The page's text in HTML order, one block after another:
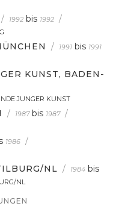
/ 1992 bis 1992 /
/ 1991 bis 1991
KUNST, BADEN-
JUNGER KUNST
/ 1987 bis 1987 /
1986 /
NL / 1984 bis
NL